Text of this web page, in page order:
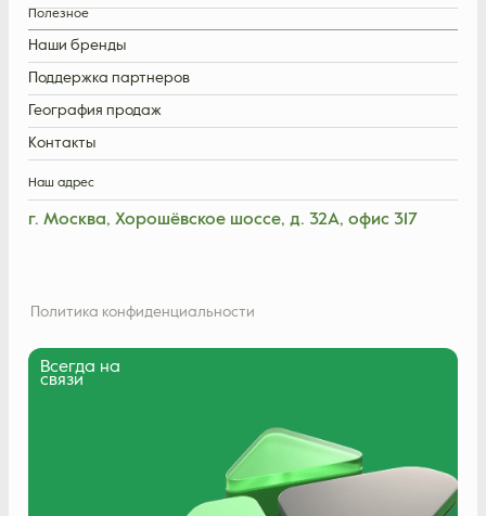
Полезное
Наши бренды
Поддержка партнеров
География продаж
Контакты
Политика конфиденциальности
Наш адрес
г. Москва, Хорошёвское шоссе, д. 32А, офис 317
Всегда на
связи